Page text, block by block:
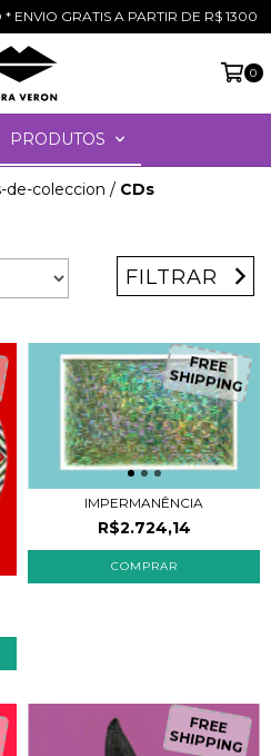
ENVIO GRATIS A PARTIR DE R$ 1300
0
PRODUTOS
de-coleccion / CDs
FILTRAR
FREE
SHIPPING
IMPERMANÊNCIA
R$2.724,14
FREE
SHIPPING